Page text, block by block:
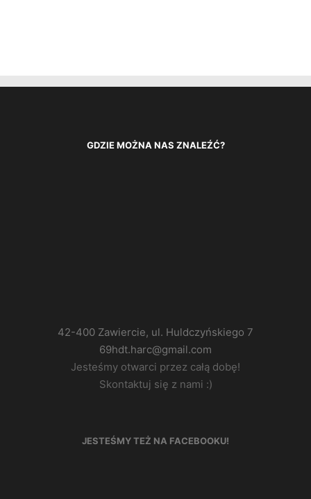
GDZIE MOŻNA NAS ZNALEŹĆ?
42-400 Zawiercie, ul. Huldczyńskiego 7
69hdt.harc@gmail.com
Jesteśmy otwarci przez całą dobę!
Skontaktuj się z nami :)
JESTEŚMY TEŻ NA FACEBOOKU!